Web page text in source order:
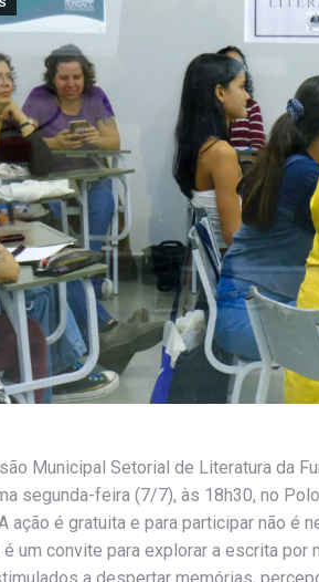
Municipal Setorial de Literatura da
segunda-feira (7/7), às 18h30, no
ação é gratuita e para participar não é
é um convite para explorar a escrita
a despertar memórias,